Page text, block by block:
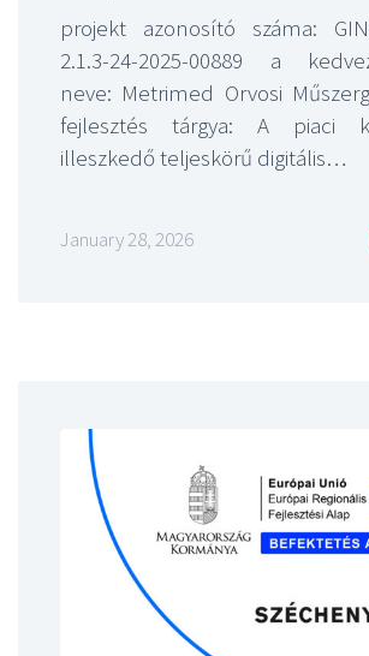
projekt azonosító száma:
2.1.3-24-2025-00889 a
neve: Metrimed Orvosi
fejlesztés tárgya: A piaci
illeszkedő teljeskörű digitális…
January 28, 2026